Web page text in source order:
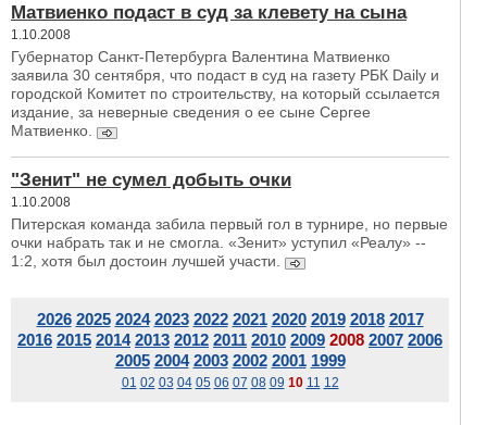
Матвиенко подаст в суд за клевету на сына
1.10.2008
Губернатор Санкт-Петербурга Валентина Матвиенко
заявила 30 сентября, что подаст в суд на газету РБК Daily и
городской Комитет по строительству, на который ссылается
издание, за неверные сведения о ее сыне Сергее
Матвиенко.
"Зенит" не сумел добыть очки
1.10.2008
Питерская команда забила первый гол в турнире, но первые
очки набрать так и не смогла. «Зенит» уступил «Реалу» --
1:2, хотя был достоин лучшей участи.
2026 2025 2024 2023 2022 2021 2020 2019 2018 2017
2016 2015 2014 2013 2012 2011 2010 2009 2008 2007 2006
2005 2004 2003 2002 2001 1999
01 02 03 04 05 06 07 08 09 10 11 12